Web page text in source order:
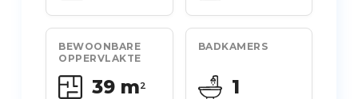
BEWOONBARE
OPPERVLAKTE
39 m2
BADKAMERS
1